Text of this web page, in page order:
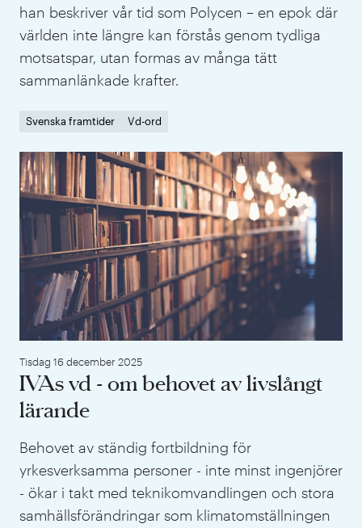
han beskriver vår tid som Polycen – en epok där
världen inte längre kan förstås genom tydliga
motsatspar, utan formas av många tätt
sammanlänkade krafter.
Svenska framtider Vd-ord
Tisdag 16 december 2025
IVAs vd - om behovet av livslångt
lärande
Behovet av ständig fortbildning för
yrkesverksamma personer - inte minst ingenjörer
- ökar i takt med teknikomvandlingen och stora
samhällsförändringar som klimatomställningen